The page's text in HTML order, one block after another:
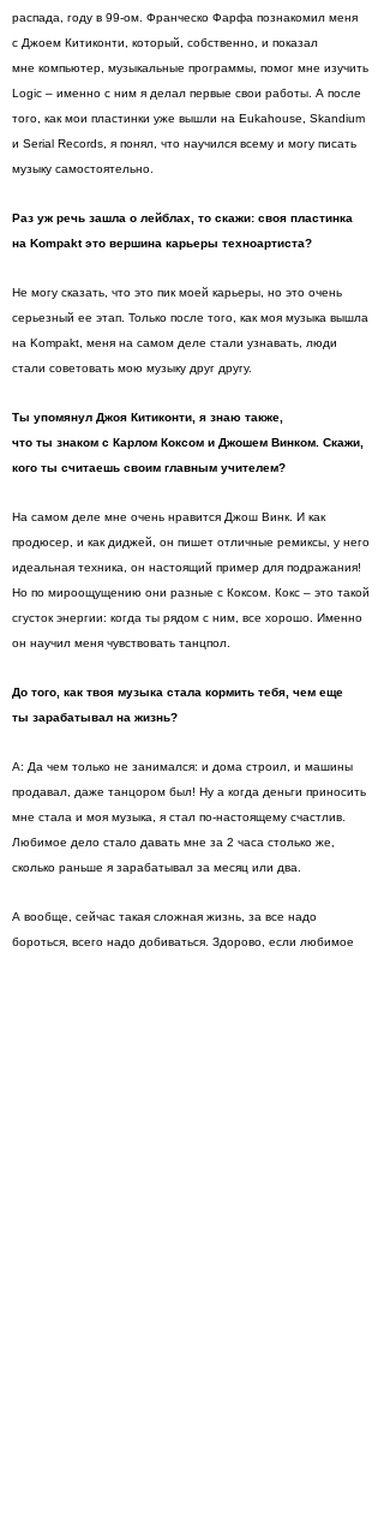
распада, году в 99-ом. Франческо Фарфа познакомил меня
с Джоем Китиконти, который, собственно, и показал
мне компьютер, музыкальные программы, помог мне изучить
Logic – именно с ним я делал первые свои работы. A после
того, как мои пластинки уже вышли на Eukahouse, Skandium
и Serial Records, я понял, что научился всему и могу писaть
музыку самостоятельно.
Раз уж речь зашла о лейблах, то скажи: своя пластинка
на Kompakt это вершина карьеры техноартиста?
Не могу сказать, что это пик моей карьеры, но это очень
серьезный ее этап. Только после того, как моя музыка вышла
на Kompakt, меня на самом деле стали узнавать, люди
стали советовать мою музыку друг другу.
Ты упомянул Джоя Китиконти, я знаю также,
что ты знаком с Карлом Коксом и Джошем Винком. Скажи,
кого ты считаешь своим главным учителем?
На самом деле мне очень нравится Джош Винк. И как
продюсер, и как диджей, он пишет отличные ремиксы, у него
идеальная техника, он настоящий пример для подражания!
Но по мироощущению они разные с Коксом. Кокс – это такой
сгусток энергии: когда ты рядом с ним, все хорошо. Именно
он научил меня чувствовать танцпол.
До того, как твоя музыка стала кормить тебя, чем еще
ты зарабатывал на жизнь?
A: Да чем только не занимался: и дома строил, и машины
продавал, даже танцором был! Ну а когда деньги приносить
мне стала и моя музыка, я стал по-настоящему счастлив.
Любимое дело стало давать мне за 2 часа столько же,
сколько раньше я зарабатывал за месяц или два.
А вообще, сейчас такая сложная жизнь, за все надо
бороться, всего надо добиваться. Здорово, если любимое